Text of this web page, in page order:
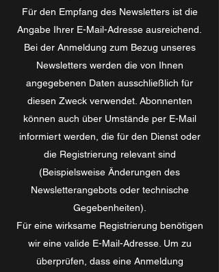
Für den Empfang des Newsletters ist die
Angabe Ihrer E-Mail-Adresse ausreichend.
Bei der Anmeldung zum Bezug unseres
Newsletters werden die von Ihnen
angegebenen Daten ausschließlich für
diesen Zweck verwendet. Abonnenten
können auch über Umstände per E-Mail
informiert werden, die für den Dienst oder
die Registrierung relevant sind
(Beispielsweise Änderungen des
Newsletterangebots oder technische
Gegebenheiten).
Für eine wirksame Registrierung benötigen
wir eine valide E-Mail-Adresse. Um zu
überprüfen, dass eine Anmeldung